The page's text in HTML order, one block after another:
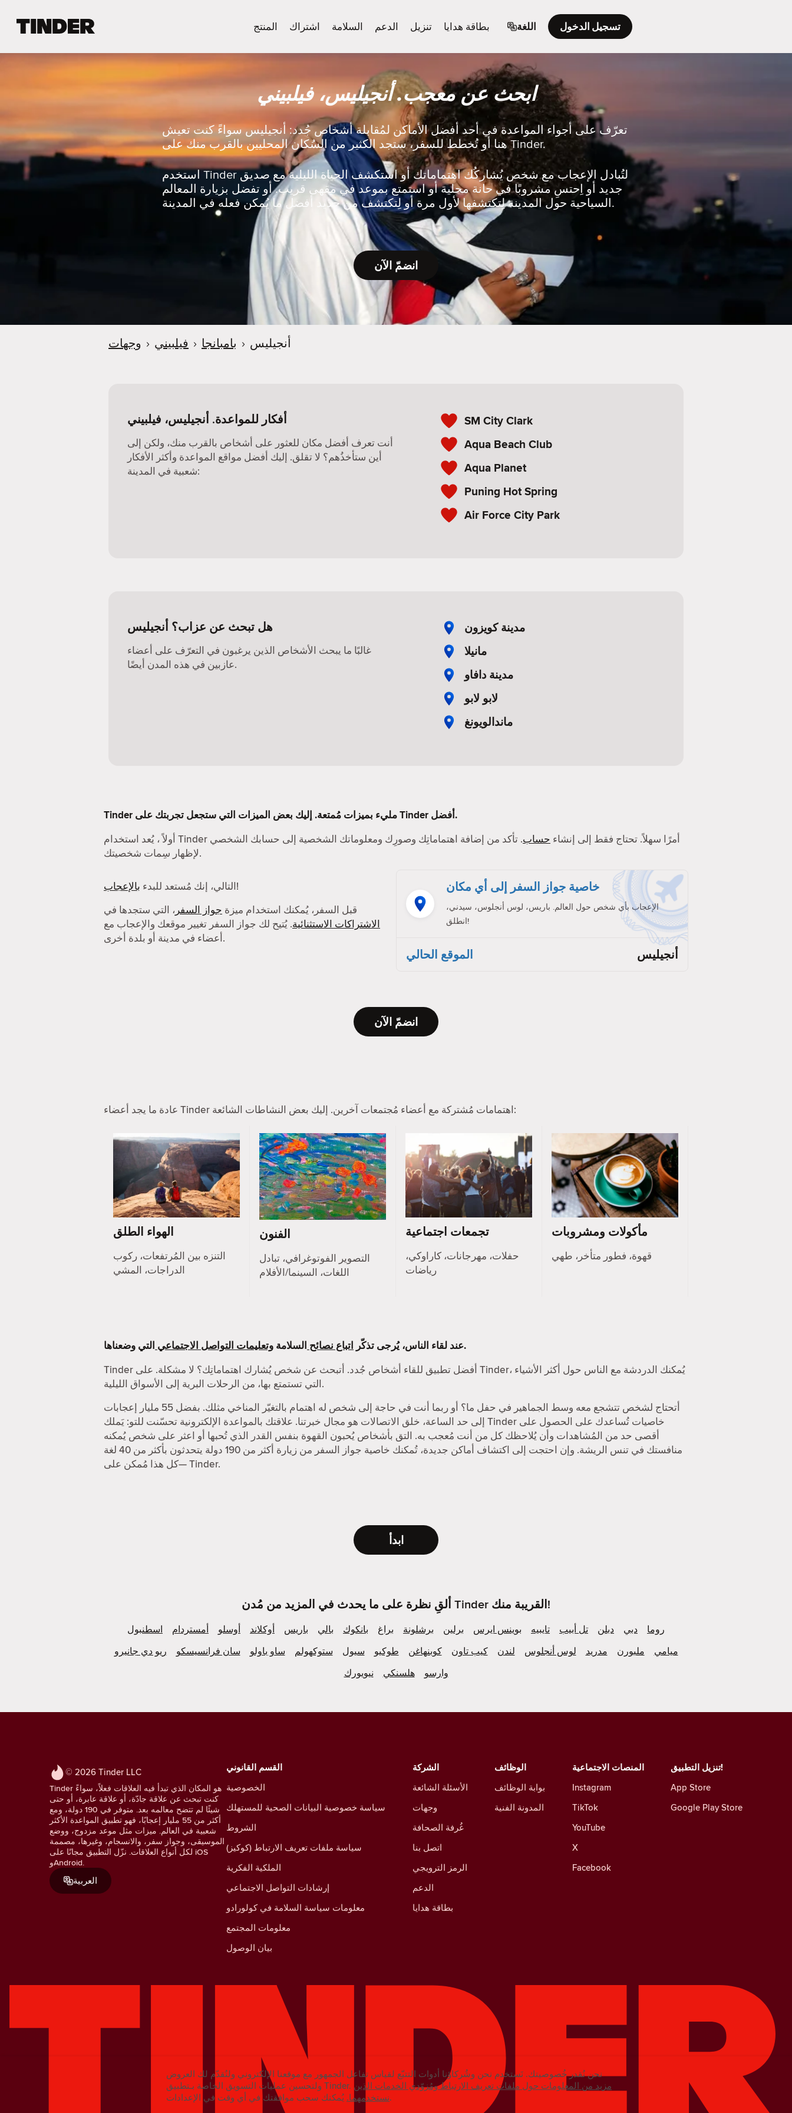
ف
ئ
ي
س
المنتج اشتراك السلامة الدعم تنزيل بطاقة هدايا اللغة تسجيل الدخول
ابحث عن معجب. أنجيليس، فيلبيني
تعرّف على أجواء المواعدة في أحد أفضل الأماكن لمُقابلة أشخاص جُدد: أنجيليس سواءً كنت تعيش
هنا أو تُخطط للسفر، ستجد الكثير من السُكان المحليين بالقرب منك على Tinder.
استخدم Tinder لتُبادل الإعجاب مع شخص يُشاركُك اهتماماتك أو استكشف الحياة الليلية مع صديق
جديد أو اِحتسِ مشروبًا في حانة محلية أو استمتع بموعد في مقهى قريب. أو تفضل بزيارة المعالم
السياحية حول المدينة لِتكتشفها لأول مرة أو لِتكتشف من جديد أفضل ما يُمكن فعله في المدينة.
انضمّ الآن
وجهات › فيلبيني › بامبانجا › أنجيليس
أفكار للمواعدة. أنجيليس، فيلبيني
أنت تعرف أفضل مكان للعثور على أشخاص بالقرب منك، ولكن إلى
أين ستأخذُهم؟ لا تقلق. إليك أفضل مواقع المواعدة وأكثر الأفكار
شعبية في المدينة:
SM City Clark
Aqua Beach Club
Aqua Planet
Puning Hot Spring
Air Force City Park
هل تبحث عن عزاب؟ أنجيليس
غالبًا ما يبحث الأشخاص الذين يرغبون في التعرّف على أعضاء
عازبين في هذه المدن أيضًا.
مدينة كويزون
مانيلا
مدينة دافاو
لابو لابو
ماندالويونغ
Tinder مليء بميزات مُمتعة. إليك بعض الميزات التي ستجعل تجربتك على Tinder أفضل.
أولاً ، يُعد استخدام Tinder أمرًا سهلاً. تحتاج فقط إلى إنشاء حساب. تأكد من إضافة اهتماماتِك وصورِك ومعلوماتك الشخصية إلى حسابك الشخصي
لإظهار سِمات شخصيتك.
التالي، إنك مُستعد للبدء بالإعجاب
!
قبل السفر، يُمكنك استخدام ميزة جواز السفر ، التي ستجدها في
الاشتراكات الاستثنائية. يُتيح لك جواز السفر تغيير موقعك والإعجاب مع
أعضاء في مدينة أو بلدة أخرى.
خاصية جواز السفر إلى أي مكان
الإعجاب بأي شخص حول العالم. باريس، لوس أنجلوس، سيدني،
انطلق!
الموقع الحالي أنجيليس
انضمّ الآن
عادة ما يجد أعضاء Tinder اهتمامات مُشتركة مع أعضاء مُجتمعات آخرين. إليك بعض النشاطات الشائعة:
الهواء الطلق
التنزه بين المُرتفعات، ركوب
الدراجات، المشي
الفنون
التصوير الفوتوغرافي، تبادل
اللغات، السينما/الأفلام
تجمعات اجتماعية
حفلات، مهرجانات، كاراوكي،
رياضات
مأكولات ومشروبات
قهوة، فطور متأخر، طهي
عند لقاء الناس، يُرجى تذكّر اتباع نصائح السلامة وتعليمات التواصل الاجتماعي التي وضعناها.
Tinder أفضل تطبيق للقاء أشخاص جُدد. أتبحث عن شخص يُشارك اهتماماتِك؟ لا مشكلة. على Tinder، يُمكنك الدردشة مع الناس حول أكثر الأشياء
التي تستمتع بها، من الرحلات البرية إلى الأسواق الليلية.
أتحتاج لشخص تتشجع معه وسط الجماهير في حفل ما؟ أو ربما أنت في حاجة إلى شخص له اهتمام بالتغيّر المناخي مثلك. بفضل 55 مليار إعجابات
إلى حد الساعة، خلق الاتصالات هو مجال خبرتنا. علاقتك بالمواعدة الإلكترونية تحسّنت للتو: يَملك Tinder خاصيات تُساعدك على الحصول على
أقصى حد من المُشاهدات وأن يُلاحظك كل من أنت مُعجب به. التق بأشخاص يُحبون القهوة بنفس القدر الذي تُحبها أو اعثر على شخص يُمكنه
منافستك في تنس الريشة. وإن احتجت إلى اكتشاف أماكن جديدة، تُمكنك خاصية جواز السفر من زيارة أكثر من 190 دولة يتحدثون بأكثر من 40 لغة
—كل هذا مُمكن على Tinder.
ابدأ
ألقِ نظرة على ما يحدث في المزيد من مُدن Tinder القريبة منك!
اسطنبول أمستردام أوسلو أوكلاند باريس بالي بانكوك براغ برشلونة برلين بوينس ايرس تايبيه تل أبيب دبلن دبي
روما
ريو دي جانيرو
سان فرانسيسكو ساو باولو ستوكهولم سيول طوكيو كوبنهاغن كيب تاون لندن لوس أنجلوس مدريد ملبورن
ميامي
نيويورك
هلسنكي وارسو
© 2026 Tinder LLC
Tinder هو المكان الذي تبدأ فيه العلاقات فعلاً، سواءً
كنت تبحث عن علاقة جادّة، أو علاقة عابرة، أو حتى
شيئًا لم تتضح معالمه بعد. متوفر في 190 دولة، ومع
أكثر من 55 مليار إعجابًا، فهو تطبيق المواعدة الأكثر
شعبية في العالم. ميزات مثل موعد مزدوج، ووضع
الموسيقى، وجواز سفر، والانسجام، وغيرها، مصممة
لكل أنواع العلاقات. نزّل التطبيق مجانًا على iOS
وAndroid.
العربية
المنصات الاجتماعية
Instagram
TikTok
YouTube
X
Facebook
القسم القانوني
الخصوصية
سياسة خصوصية البيانات الصحية للمستهلك
الشروط
سياسة ملفات تعريف الارتباط (كوكيز)
الملكية الفكرية
إرشادات التواصل الاجتماعي
معلومات سياسة السلامة في كولورادو
معلومات المجتمع
بيان الوصول
الوظائف
بوابة الوظائف
المدونة الفنية
الشركة
الأسئلة الشائعة
وجهات
غُرفة الصحافة
اتصل بنا
الرمز الترويجي
الدعم
بطاقة هدايا
تنزيل التطبيق!
App Store
Google Play Store
نحن نُقدر خُصوصيتك. نَستخدم نحن وشُركاؤنا أدوات التتبّع لقياس تفاعل الجمهور مع موقعنا الإلكتروني ولنُقدّم لك العروض
ولتحسين عمليات التسويق الخاصة بـتطبيق Tinder. مزيد من المعلومات حول ملفات تعريف الارتباط ومُزوّدي الخدمات الذين
نستخدمهما.يُمكنك سحب موافقتك في أي وقت في الإعدادات.